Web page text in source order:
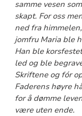
samme vesen
skapt. For oss
ned fra
jomfru Maria ble
Han ble
led og ble
Skriftene og fór
Faderens høyre
for å dømme
være uten ende.